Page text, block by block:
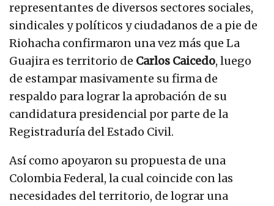
representantes de diversos sectores sociales,
sindicales y políticos y ciudadanos de a pie de
Riohacha confirmaron una vez más que La
Guajira es territorio de Carlos Caicedo, luego
de estampar masivamente su firma de
respaldo para lograr la aprobación de su
candidatura presidencial por parte de la
Registraduría del Estado Civil.
Así como apoyaron su propuesta de una
Colombia Federal, la cual coincide con las
necesidades del territorio, de lograr una